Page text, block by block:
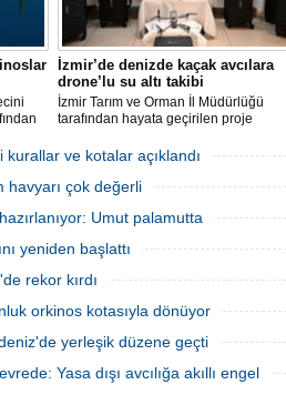
ihraç
İzmir’de denizde kaçak avcılara
drone’lu su altı takibi
İzmir Tarım ve Orman İl Müdürlüğü
tarafından hayata geçirilen proje
faaliyetleri anlık olarak tespit edebilen
hava ve su altı dronları sahada aktif
olarak kullanılmaya başlandı.
kurallar ve kotalar açıklandı
havyarı çok değerli
Umut palamutta
yeniden başlattı
rekor kırdı
orkinos kotasıyla dönüyor
yerleşik düzene geçti
Yasa dışı avcılığa akıllı engel